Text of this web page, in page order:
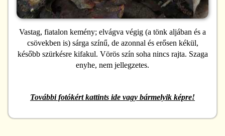
Vastag, fiatalon kemény; elvágva végig (a tönk aljában és a
csövekben is) sárga színű, de azonnal és erősen kékül,
később szürkésre kifakul. Vörös szín soha nincs rajta. Szaga
enyhe, nem jellegzetes.
További fotókért kattints ide vagy bármelyik képre!